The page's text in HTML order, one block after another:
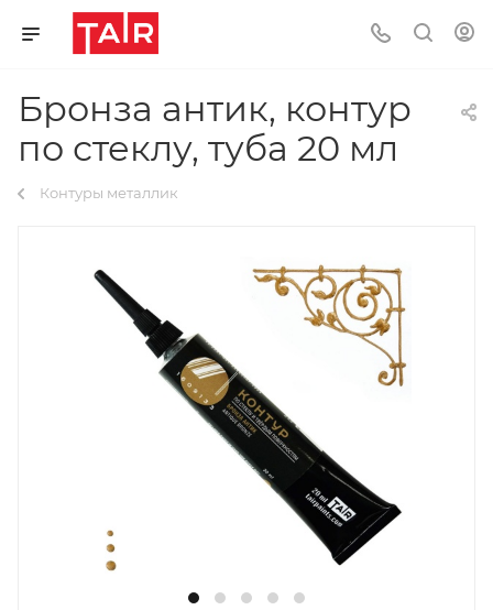
Бронза антик, контур
по стеклу, туба 20 мл
Контуры металлик